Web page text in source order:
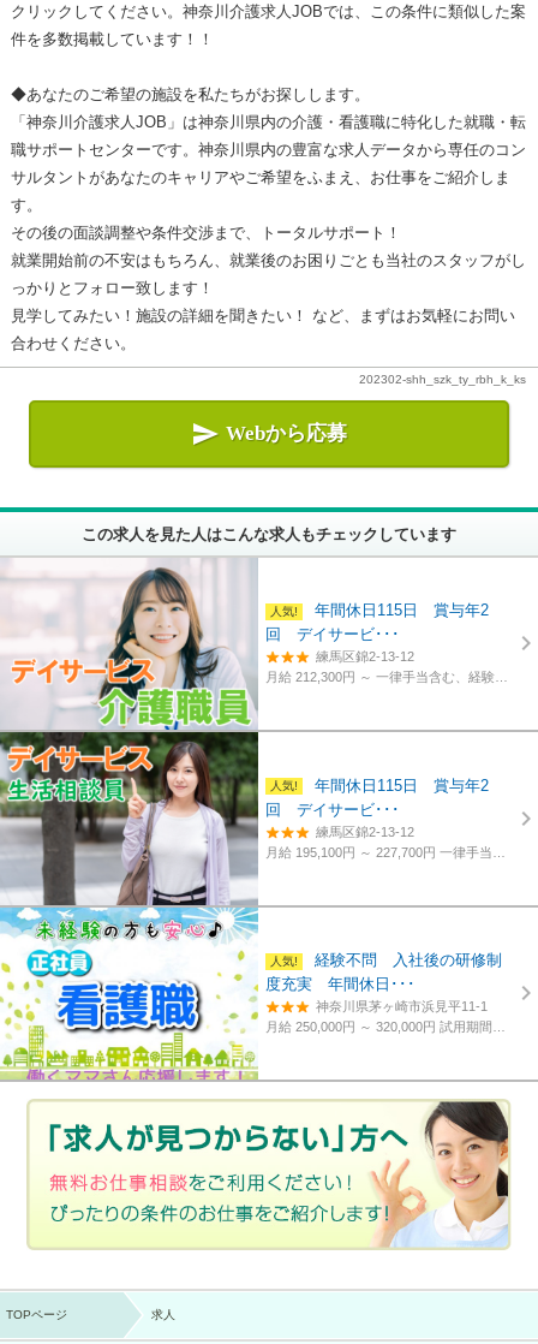
クリックしてください。神奈川介護求人JOBでは、この条件に類似した案
件を多数掲載しています！！
◆あなたのご希望の施設を私たちがお探しします。
「神奈川介護求人JOB」は神奈川県内の介護・看護職に特化した就職・転
職サポートセンターです。神奈川県内の豊富な求人データから専任のコン
サルタントがあなたのキャリアやご希望をふまえ、お仕事をご紹介しま
す。
その後の面談調整や条件交渉まで、トータルサポート！
就業開始前の不安はもちろん、就業後のお困りごとも当社のスタッフがし
っかりとフォロー致します！
見学してみたい！施設の詳細を聞きたい！ など、まずはお気軽にお問い
合わせください。
202302-shh_szk_ty_rbh_k_ks
 Webから応募
この求人を見た人はこんな求人もチェックしています
年間休日115日 賞与年2
回 デイサービ･･･
練馬区錦2-13-12
月給 212,300円 ～一律手当含む、経験・資格考慮
年間休日115日 賞与年2
回 デイサービ･･･
練馬区錦2-13-12
月給 195,100円 ～ 227,700円一律手当含む、経験・資格考慮
経験不問 入社後の研修制
度充実 年間休日･･･
神奈川県茅ヶ崎市浜見平11-1
月給 250,000円 ～ 320,000円試用期間あり。3カ月～4カ月。
TOPページ 求人